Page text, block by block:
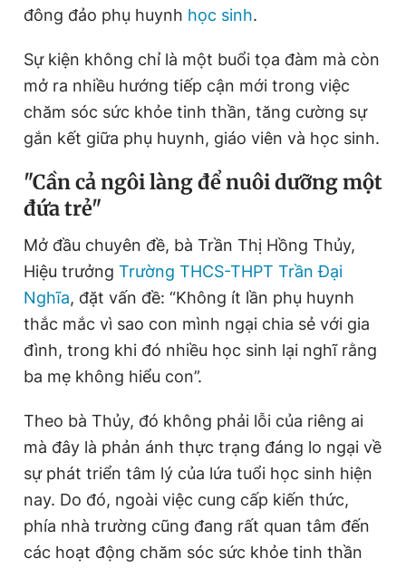
Đặt báo Quảng cáo RSS Tòa soạn
Phó tổng biên tập thường trực: Hải Thành
Phó tổng biên tập: Lâm Hiếu Dũng
Phó tổng biên tập: Trần Việt Hưng
Tổng thư ký tòa soạn: Đức Trung
Giấy phép xuất bản số 110/GP - BTTTT cấp ngày 24.3.2020
chép dưới mọi hình thức nếu không có sự chấp thuận bằng văn
bản. Phát triển bởi ePi Technologies, JSC.
đông đảo phụ huynh học sinh.
Sự kiện không chỉ là một buổi tọa đàm mà còn
mở ra nhiều hướng tiếp cận mới trong việc
chăm sóc sức khỏe tinh thần, tăng cường sự
gắn kết giữa phụ huynh, giáo viên và học sinh.
"Cần cả ngôi làng để nuôi dưỡng một
đứa trẻ"
Mở đầu chuyên đề, bà Trần Thị Hồng Thủy,
Hiệu trưởng Trường THCS-THPT Trần Đại
Nghĩa, đặt vấn đề: “Không ít lần phụ huynh
thắc mắc vì sao con mình ngại chia sẻ với gia
đình, trong khi đó nhiều học sinh lại nghĩ rằng
ba mẹ không hiểu con”.
Theo bà Thủy, đó không phải lỗi của riêng ai
mà đây là phản ánh thực trạng đáng lo ngại về
sự phát triển tâm lý của lứa tuổi học sinh hiện
nay. Do đó, ngoài việc cung cấp kiến thức,
phía nhà trường cũng đang rất quan tâm đến
các hoạt động chăm sóc sức khỏe tinh thần